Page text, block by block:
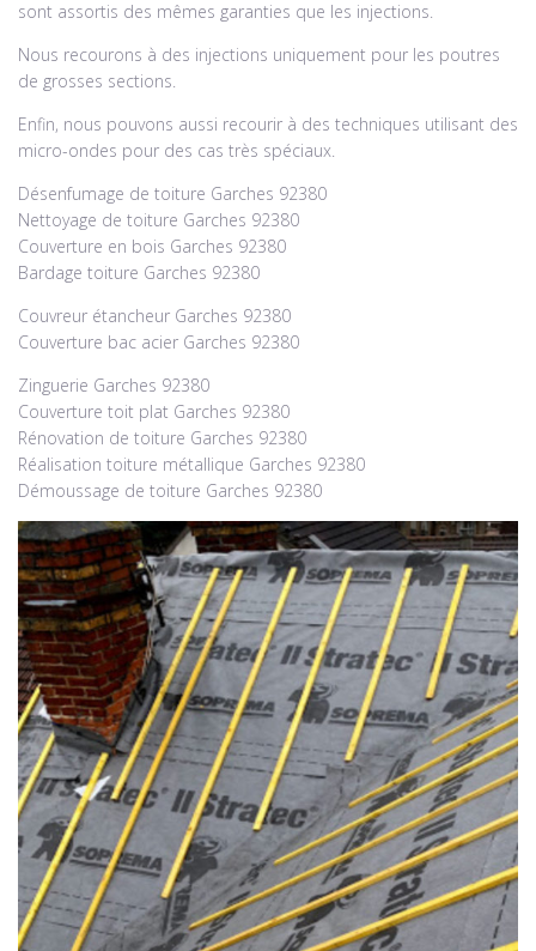
sont assortis des mêmes garanties que les injections.
Nous recourons à des injections uniquement pour les poutres
de grosses sections.
Enfin, nous pouvons aussi recourir à des techniques utilisant des
micro-ondes pour des cas très spéciaux.
Désenfumage de toiture Garches 92380
Nettoyage de toiture Garches 92380
Couverture en bois Garches 92380
Bardage toiture Garches 92380
Couvreur étancheur Garches 92380
Couverture bac acier Garches 92380
Zinguerie Garches 92380
Couverture toit plat Garches 92380
Rénovation de toiture Garches 92380
Réalisation toiture métallique Garches 92380
Démoussage de toiture Garches 92380